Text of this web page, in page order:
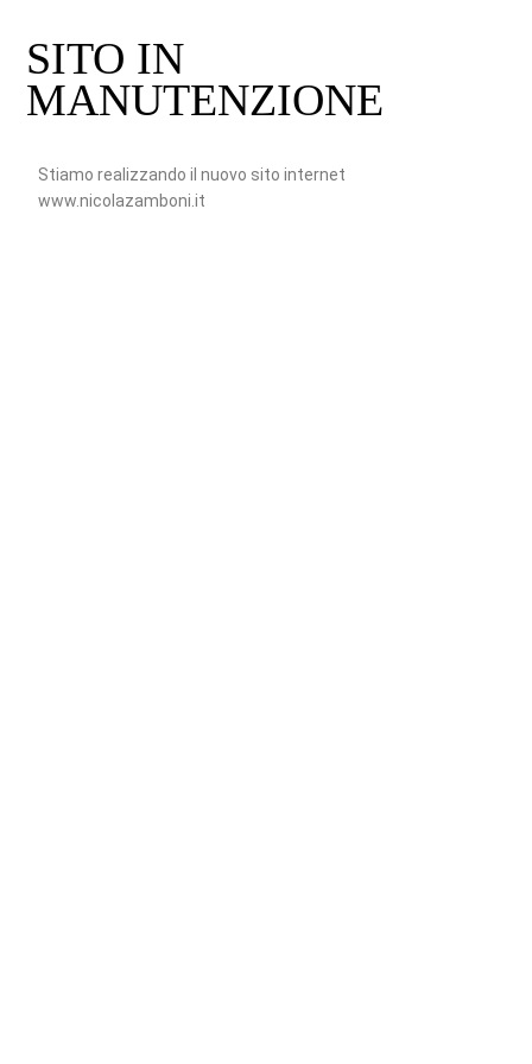
SITO IN
MANUTENZIONE
Stiamo realizzando il nuovo sito internet
www.nicolazamboni.it